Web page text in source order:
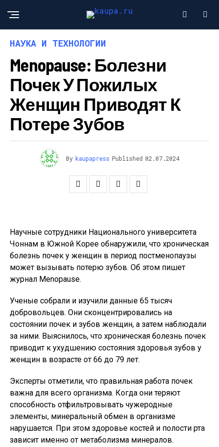
НАУКА И ТЕХНОЛОГИИ
Menopause: Болезни
Почек У Пожилых
Женщин Приводят К
Потере Зубов
By kaupapress Published 02.07.2024
Научные сотрудники Национального университета
Чоннам в Южной Корее обнаружили, что хроническая
болезнь почек у женщин в период постменопаузы
может вызывать потерю зубов. Об этом пишет
журнал Menopause.
Ученые собрали и изучили данные 65 тысяч
добровольцев. Они сконцентрировались на
состоянии почек и зубов женщин, а затем наблюдали
за ними. Выяснилось, что хроническая болезнь почек
приводит к ухудшению состояния здоровья зубов у
женщин в возрасте от 66 до 79 лет.
Эксперты отметили, что правильная работа почек
важна для всего организма. Когда они теряют
способность отфильтровывать чужеродные
элементы, минеральный обмен в организме
нарушается. При этом здоровье костей и полости рта
зависит именно от метаболизма минералов.